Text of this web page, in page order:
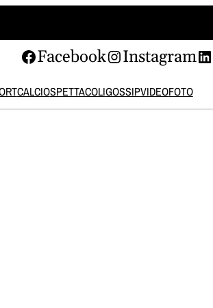
Facebook Instagram
CALCIOSPETTACOLIGOSSIPVIDEOFOTO